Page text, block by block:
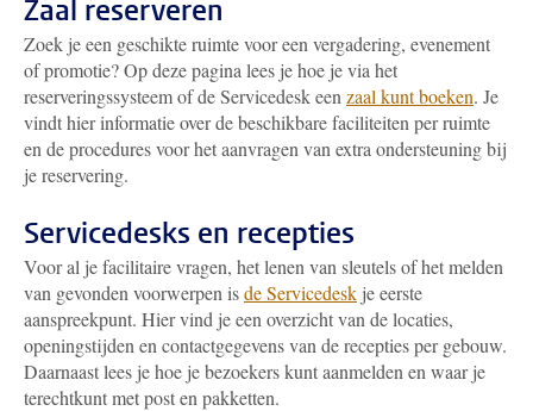
Zaal reserveren
Zoek je een geschikte ruimte voor een vergadering, evenement
of promotie? Op deze pagina lees je hoe je via het
reserveringssysteem of de Servicedesk een zaal kunt boeken. Je
vindt hier informatie over de beschikbare faciliteiten per ruimte
en de procedures voor het aanvragen van extra ondersteuning bij
je reservering.
Servicedesks en recepties
Voor al je facilitaire vragen, het lenen van sleutels of het melden
van gevonden voorwerpen isde Servicedesk je eerste
aanspreekpunt. Hier vind je een overzicht van de locaties,
openingstijden en contactgegevens van de recepties per gebouw.
Daarnaast lees je hoe je bezoekers kunt aanmelden en waar je
terechtkunt met post en pakketten.